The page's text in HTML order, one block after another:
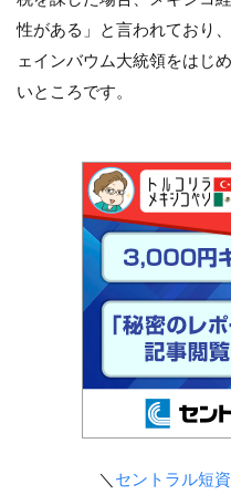
性がある」と言われており
ェインバウム大統領をはじ
いところです。
＼ セントラル短